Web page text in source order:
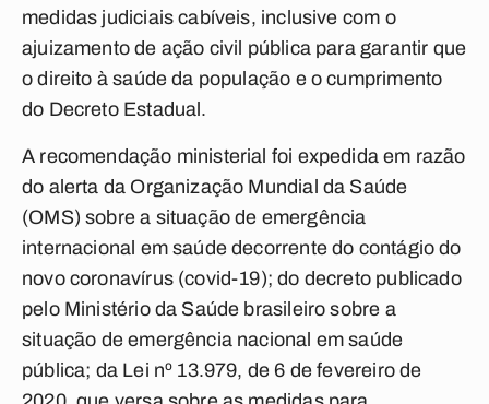
medidas judiciais cabíveis, inclusive com o
ajuizamento de ação civil pública para garantir que
o direito à saúde da população e o cumprimento
do Decreto Estadual.
A recomendação ministerial foi expedida em razão
do alerta da Organização Mundial da Saúde
(OMS) sobre a situação de emergência
internacional em saúde decorrente do contágio do
novo coronavírus (covid-19); do decreto publicado
pelo Ministério da Saúde brasileiro sobre a
situação de emergência nacional em saúde
pública; da Lei nº 13.979, de 6 de fevereiro de